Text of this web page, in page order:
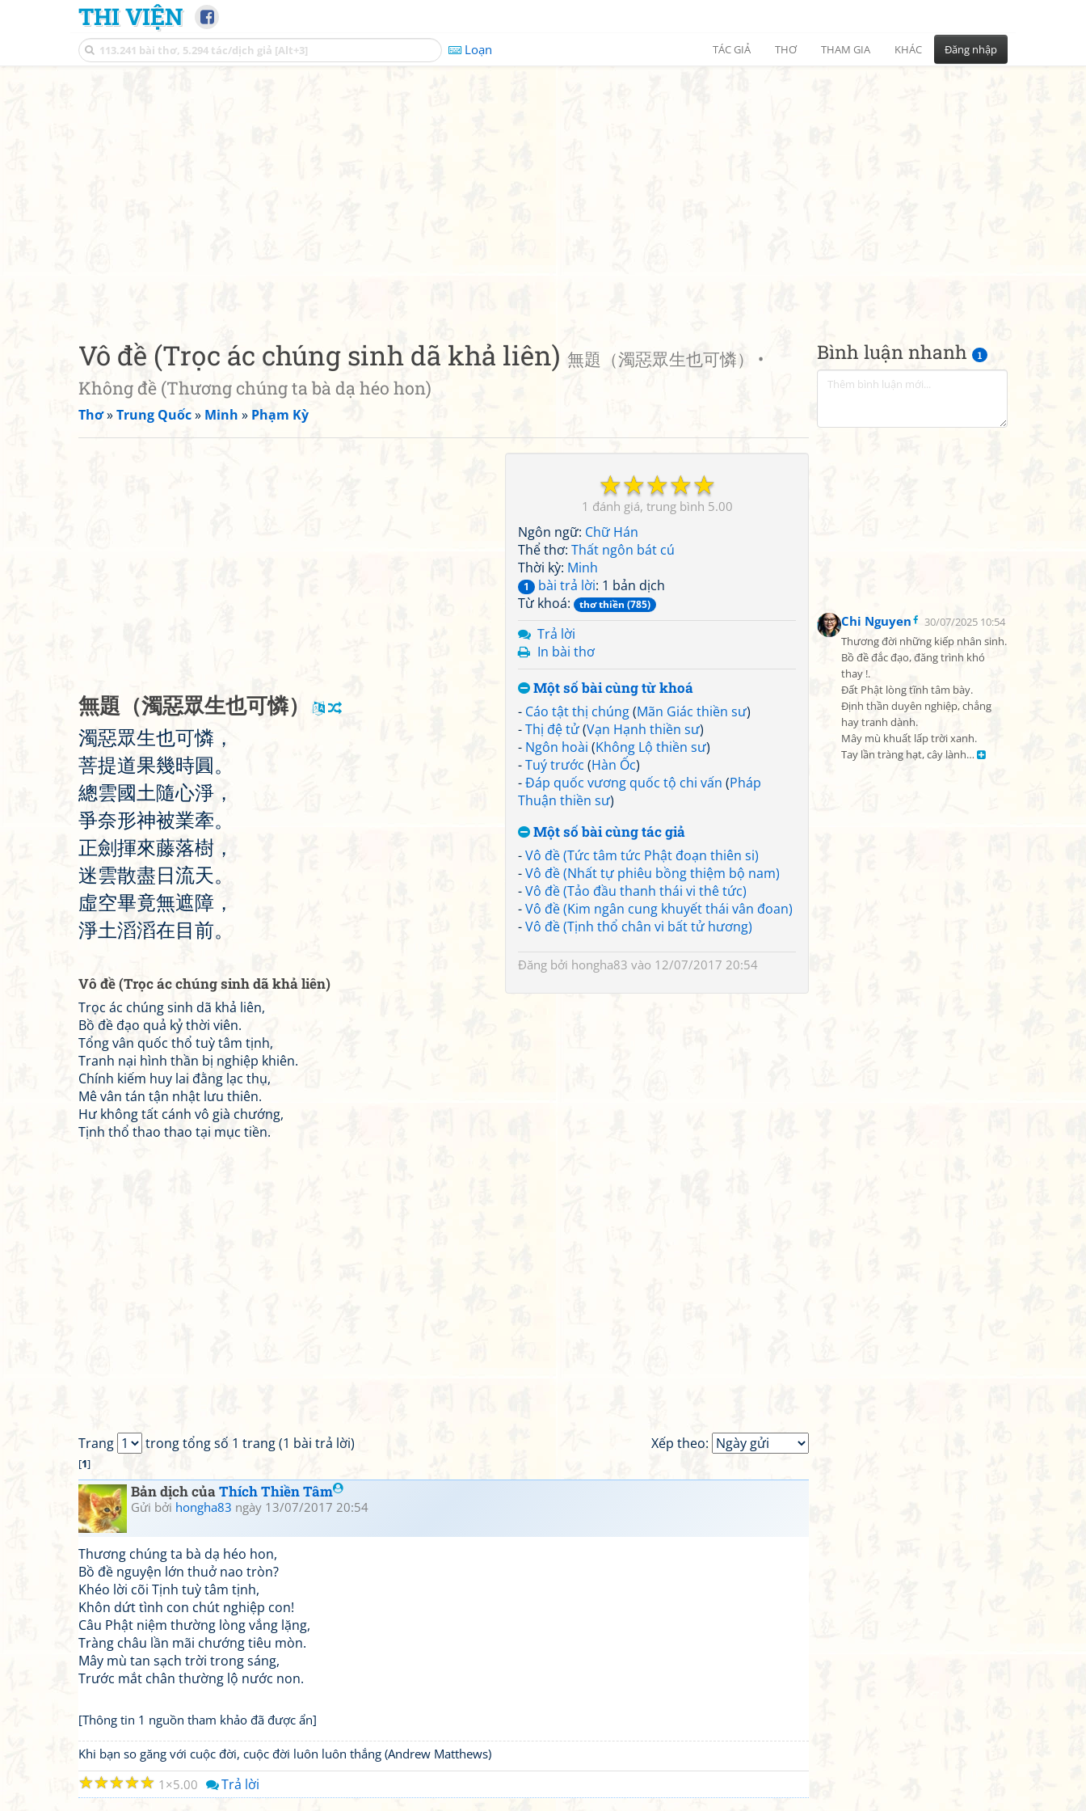
THI VIỆN
Loạn TÁC GIẢ THƠ THAM GIA KHÁC Đăng nhập
Bình luận nhanh 1
Chi Nguyen
30/07/2025 10:54
Thương đời những kiếp nhân sinh.
Bồ đề đắc đạo, đăng trình khó
thay !.
Đất Phật lòng tĩnh tâm bày.
Định thần duyên nghiệp, chẳng
hay tranh dành.
Mây mù khuất lấp trời xanh.
Tay lần tràng hạt, cây lành…
Vô đề (Trọc ác chúng sinh dã khả liên) 無題（濁惡眾生也可憐） •
Không đề (Thương chúng ta bà dạ héo hon)
Thơ»Trung Quốc» Minh » Phạm Kỳ
☆
☆
☆
☆
☆
1 5.00
Ngôn ngữ: Chữ Hán
Thể thơ: Thất ngôn bát cú
Thời kỳ: Minh
1 bài trả lời: 1 bản dịch
Từ khoá:
thơ thiền (785)
Trả lời
In bài thơ
Một số bài cùng từ khoá
- Cáo tật thị chúng(Mãn Giác thiền sư)
-Thị đệ tử(Vạn Hạnh thiền sư)
- Ngôn hoài (Không Lộ thiền sư)
-Tuý trước (Hàn Ốc)
-Đáp quốc vương quốc tộ chi vấn (Pháp
Thuận thiền sư)
Một số bài cùng tác giả
-Vô đề (Tức tâm tức Phật đoạn thiên si)
-Vô đề (Nhất tự phiêu bồng thiệm bộ nam)
-Vô đề (Tảo đầu thanh thái vi thê tức)
-Vô đề (Kim ngân cung khuyết thái vân đoan)
-Vô đề (Tịnh thổ chân vi bất tử hương)
Đăng bởi hongha83 vào 12/07/2017 20:54
無題 （濁惡眾生也可憐）
濁惡眾生也可憐 ，
菩提道果幾時圓 。
總雲國 土隨心淨 ，
爭奈形神被業牽。
正劍揮來藤落樹 ，
迷雲散盡 日 流天。
虛空畢竟無遮障 ，
淨土滔滔在 目 前。
Vô đề (Trọc ác chúng sinh dã khả liên)
Trọc ác chúng sinh dã khả liên,
Bồ đề đạo quả kỷ thời viên.
Tổng vân quốc thổ tuỳ tâm tịnh,
Tranh nại hình thần bị nghiệp khiên.
Chính kiếm huy lai đằng lạc thụ,
Mê vân tán tận nhật lưu thiên.
Hư không tất cánh vô già chướng,
Tịnh thổ thao thao tại mục tiền.
Xếp theo:
Trang trong tổng số 1 trang (1 bài trả lời)
[1]
Bản dịch củaThích Thiền Tâm
Gửi bởi hongha83 ngày 13/07/2017 20:54
Thương chúng ta bà dạ héo hon,
Bồ đề nguyện lớn thuở nao tròn?
Khéo lời cõi Tịnh tuỳ tâm tịnh,
Khôn dứt tình con chút nghiệp con!
Câu Phật niệm thường lòng vắng lặng,
Tràng châu lần mãi chướng tiêu mòn.
Mây mù tan sạch trời trong sáng,
Trước mắt chân thường lộ nước non.
[Thông tin 1 nguồn tham khảo đã được ẩn]
Khi bạn so găng với cuộc đời, cuộc đời luôn luôn thắng (Andrew Matthews)
☆
☆
☆
☆
☆ 1 5.00 Trả lời